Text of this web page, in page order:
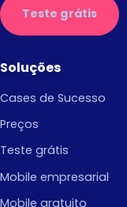
Teste grátis
Soluções
Cases de Sucesso
Preços
Teste grátis
Mobile empresarial
Mobile gratuito